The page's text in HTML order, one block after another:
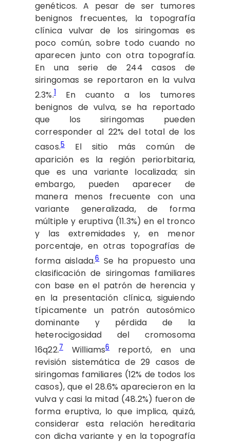
genéticos. A pesar de ser tumores
benignos frecuentes, la topografía
clínica vulvar de los siringomas es
poco común, sobre todo cuando no
aparecen junto con otra topografía.
En una serie de 244 casos de
siringomas se reportaron en la vulva
2.3%.1En cuanto a los tumores
benignos de vulva, se ha reportado
que los siringomas pueden
corresponder al 22% del total de los
casos.5
El sitio más común de
aparición es la región periorbitaria,
que es una variante localizada; sin
embargo, pueden aparecer de
manera menos frecuente con una
variante generalizada, de forma
múltiple y eruptiva (11.3%) en el tronco
y las extremidades y, en menor
porcentaje, en otras topografías de
forma aislada.6Se ha propuesto una
clasificación de siringomas familiares
con base en el patrón de herencia y
en la presentación clínica, siguiendo
típicamente un patrón autosómico
dominante y pérdida de la
heterocigosidad del cromosoma
16q22.7 Williams6reportó, en una
revisión sistemática de 29 casos de
siringomas familiares (12% de todos los
casos), que el 28.6% aparecieron en la
vulva y casi la mitad (48.2%) fueron de
forma eruptiva, lo que implica, quizá,
considerar esta relación hereditaria
con dicha variante y en la topografía